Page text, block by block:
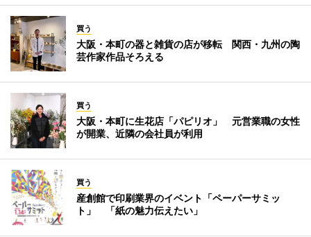
買う
大阪・本町の器と雑貨の店が移転 関西・九州の陶
芸作家作品そろえる
買う
大阪・本町に生花店「パピリオ」 元営業職の女性
が開業、近隣の会社員が利用
買う
産創館で印刷業界のイベント「ペーパーサミッ
ト」 「紙の魅力伝えたい」